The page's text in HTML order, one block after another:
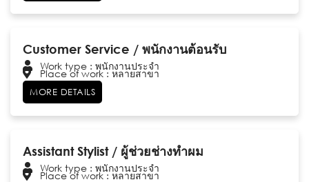
Customer Service / พนักงานต้อนรับ
Work type : พนักงานประจำ
Place of work : หลายสาขา
MORE DETAILS
Assistant Stylist / ผู้ช่วยช่างทำผม
Work type : พนักงานประจำ
Place of work : หลายสาขา